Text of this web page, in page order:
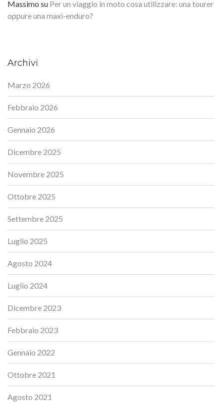
Massimo su Per un viaggio in moto cosa utilizzare: una tourer
oppure una maxi-enduro?
Archivi
Marzo 2026
Febbraio 2026
Gennaio 2026
Dicembre 2025
Novembre 2025
Ottobre 2025
Settembre 2025
Luglio 2025
Agosto 2024
Luglio 2024
Dicembre 2023
Febbraio 2023
Gennaio 2022
Ottobre 2021
Agosto 2021